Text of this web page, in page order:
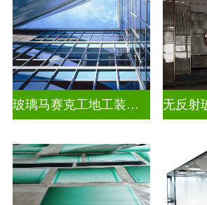
玻璃马赛克工地工装装饰玻璃